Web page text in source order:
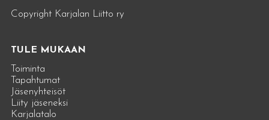
Copyright Karjalan Liitto ry
TULE MUKAAN
Toiminta
Tapahtumat
Jäsenyhteisöt
Liity jäseneksi
Karjalatalo